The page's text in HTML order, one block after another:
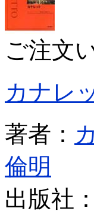
ご注文
カナレ
著者：
倫明
出版社：